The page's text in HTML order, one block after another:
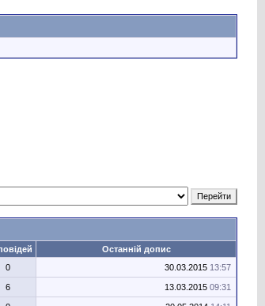
Останній допис
0 30.03.2015 13:57
6 13.03.2015 09:31